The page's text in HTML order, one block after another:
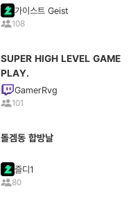
가이스트 Geist
108
SUPER HIGH LEVEL GAME
PLAY.
GamerRvg
101
돌겜동 합방날
즐디1
80